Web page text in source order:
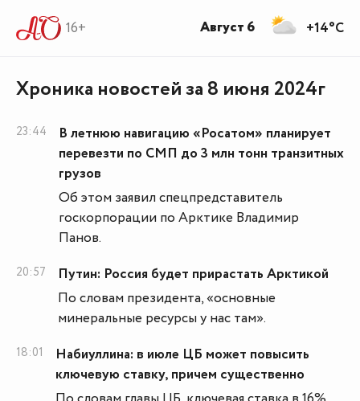
16+
Хроника новостей за 8 июня 2024г
23:44
В летнюю навигацию «Росатом» планирует
перевезти по СМП до 3 млн тонн транзитных
грузов
Об этом заявил спецпредставитель
госкорпорации по Арктике Владимир
Панов.
20:57
Путин: Россия будет прирастать Арктикой
По словам президента, «основные
минеральные ресурсы у нас там».
18:01
Набиуллина: в июле ЦБ может повысить
ключевую ставку, причем существенно
+14°C
Август 6